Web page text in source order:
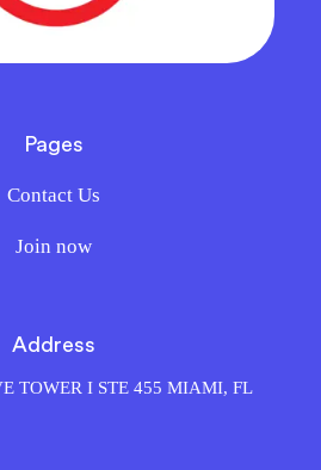
Pages
Contact Us
Join now
Address
TOWER I STE 455 MIAMI, FL